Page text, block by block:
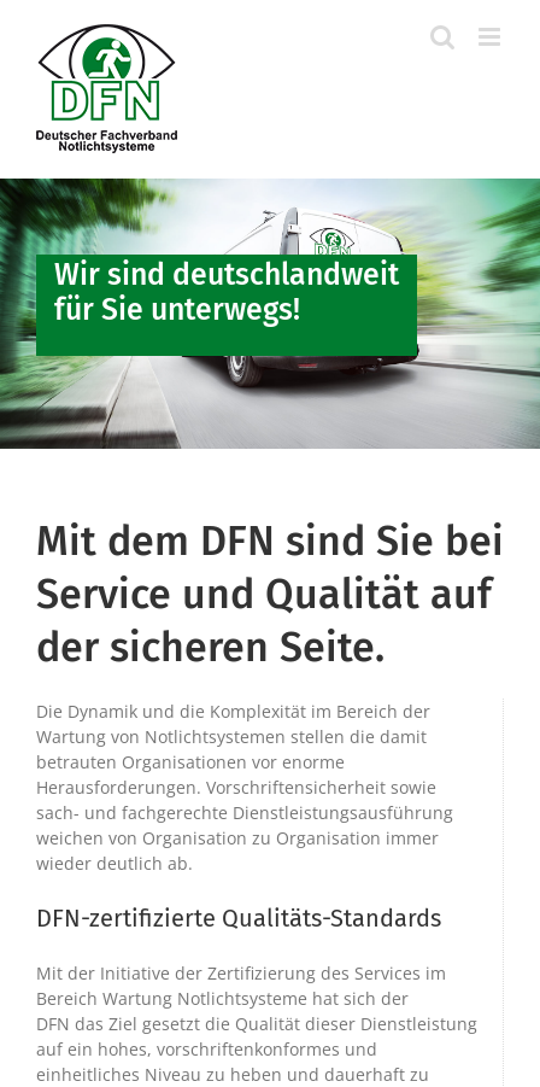
content
Wir sind deutschlandweit
für Sie unterwegs!
Mit dem DFN sind Sie bei
Service und Qualität auf
der sicheren Seite.
Die Dynamik und die Komplexität im Bereich der
Wartung von Notlichtsystemen stellen die damit
betrauten Organisationen vor enorme
Herausforderungen. Vorschriftensicherheit sowie
sach- und fachgerechte Dienstleistungsausführung
weichen von Organisation zu Organisation immer
wieder deutlich ab.
DFN-zertifizierte Qualitäts-Standards
Mit der Initiative der Zertifizierung des Services im
Bereich Wartung Notlichtsysteme hat sich der
DFN das Ziel gesetzt die Qualität dieser Dienstleistung
auf ein hohes, vorschriftenkonformes und
einheitliches Niveau zu heben und dauerhaft zu